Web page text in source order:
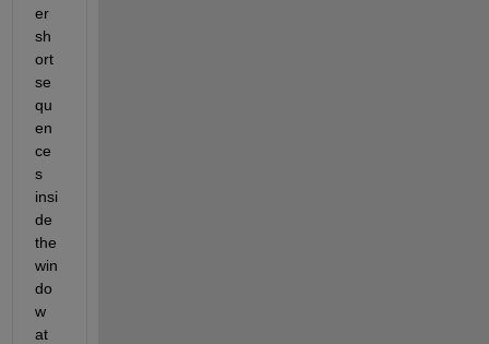
er
sh
ort
se
qu
en
ce
s
insi
de
the
win
do
w
at